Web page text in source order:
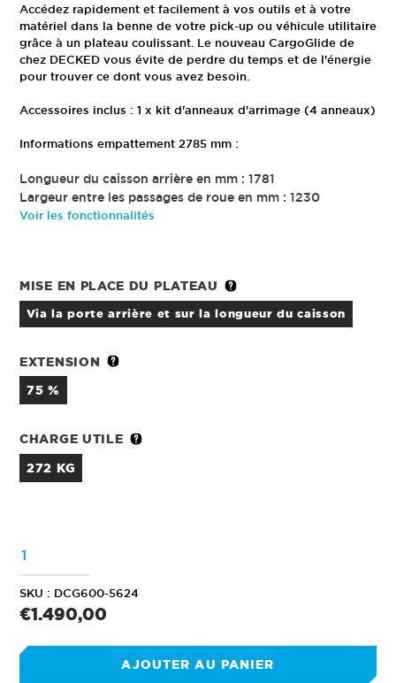
Accédez rapidement et facilement à vos outils et à votre
matériel dans la benne de votre pick-up ou véhicule utilitaire
grâce à un plateau coulissant. Le nouveau CargoGlide de
chez DECKED vous évite de perdre du temps et de l'énergie
pour trouver ce dont vous avez besoin.
Accessoires inclus : 1 x kit d'anneaux d'arrimage (4 anneaux)
Informations empattement 2785 mm :
Longueur du caisson arrière en mm : 1781
Largeur entre les passages de roue en mm : 1230
Voir les fonctionnalités
MISE EN PLACE DU PLATEAU
via la porte arrière et sur la longueur du caisson
EXTENSION
75 %
CHARGE UTILE
272 KG
SKU : DCG600-5624
Prix
€1.490,00
AJOUTER AU PANIER